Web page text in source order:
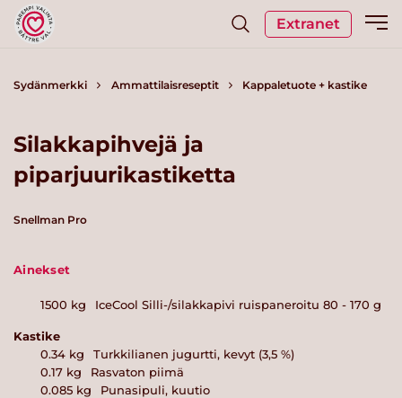
Extranet
Sydänmerkki Ammattilaisreseptit Kappaletuote + kastike
Silakkapihvejä ja
piparjuurikastiketta
Snellman Pro
Ainekset
1500 kg IceCool Silli-/silakkapivi ruispaneroitu 80 - 170 g
Kastike
0.34 kg
Turkkilianen jugurtti, kevyt (3,5 %)
0.17 kg
Rasvaton piimä
0.085 kg
Punasipuli, kuutio